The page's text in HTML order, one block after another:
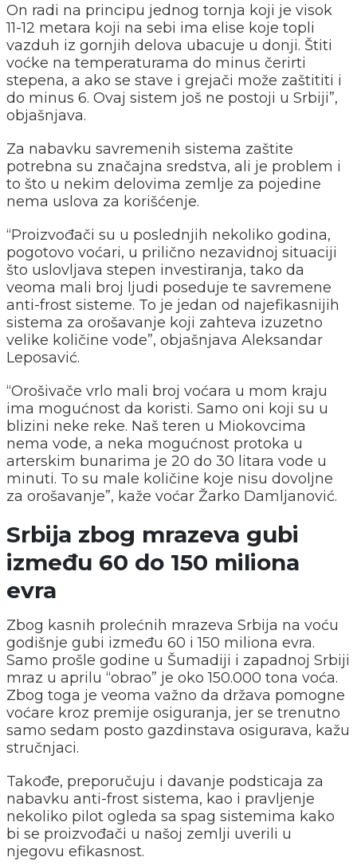
On radi na principu jednog tornja koji je visok
11-12 metara koji na sebi ima elise koje topli
vazduh iz gornjih delova ubacuje u donji. Štiti
voćke na temperaturama do minus čerirti
stepena, a ako se stave i grejači može zaštititi i
do minus 6. Ovaj sistem još ne postoji u Srbiji”,
objašnjava.
Za nabavku savremenih sistema zaštite
potrebna su značajna sredstva, ali je problem i
to što u nekim delovima zemlje za pojedine
nema uslova za korišćenje.
“Proizvođači su u poslednjih nekoliko godina,
pogotovo voćari, u prilično nezavidnoj situaciji
što uslovljava stepen investiranja, tako da
veoma mali broj ljudi poseduje te savremene
anti-frost sisteme. To je jedan od najefikasnijih
sistema za orošavanje koji zahteva izuzetno
velike količine vode”, objašnjava Aleksandar
Leposavić.
“Orošivače vrlo mali broj voćara u mom kraju
ima mogućnost da koristi. Samo oni koji su u
blizini neke reke. Naš teren u Miokovcima
nema vode, a neka mogućnost protoka u
arterskim bunarima je 20 do 30 litara vode u
minuti. To su male količine koje nisu dovoljne
za orošavanje”, kaže voćar Žarko Damljanović.
Srbija zbog mrazeva gubi
između 60 do 150 miliona
evra
Zbog kasnih prolećnih mrazeva Srbija na voću
godišnje gubi između 60 i 150 miliona evra.
Samo prošle godine u Šumadiji i zapadnoj Srbiji
mraz u aprilu “obrao” je oko 150.000 tona voća.
Zbog toga je veoma važno da država pomogne
voćare kroz premije osiguranja, jer se trenutno
samo sedam posto gazdinstava osigurava, kažu
stručnjaci.
Takođe, preporučuju i davanje podsticaja za
nabavku anti-frost sistema, kao i pravljenje
nekoliko pilot ogleda sa spag sistemima kako
bi se proizvođači u našoj zemlji uverili u
njegovu efikasnost.